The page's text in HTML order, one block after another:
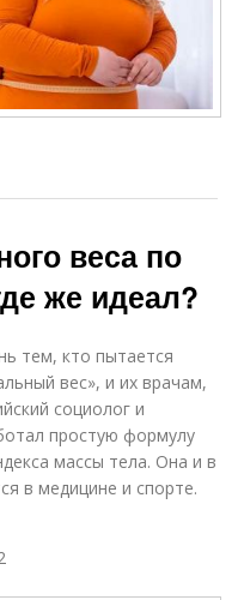
веса по
же идеал?
тем, кто пытается
вес», и их врачам,
социолог и
простую формулу
массы тела. Она и в
в медицине и спорте.